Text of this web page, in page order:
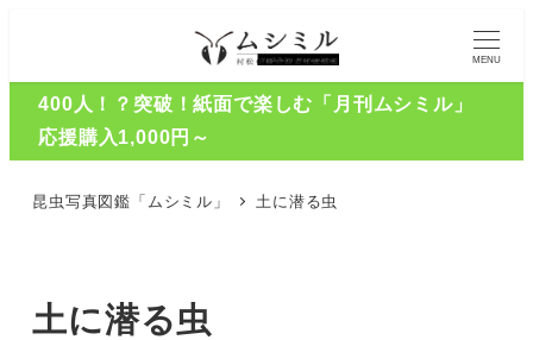
MENU
400人！？突破！紙面で楽しむ「月刊ムシミル」
応援購入1,000円～
昆虫写真図鑑「ムシミル」 土に潜る虫
土に潜る虫